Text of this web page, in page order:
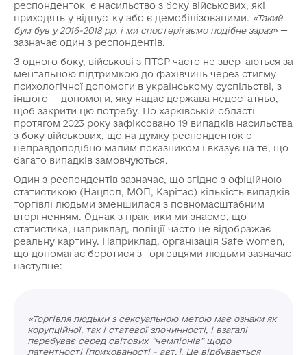
респонденток є насильство з боку військових, які
приходять у відпустку або є демобілізованими. «Такий
бум був у 2016-2018 рр, і ми спостерігаємо подібне зараз» —
зазначає один з респондентів.
З одного боку, військові з ПТСР часто не звертаються за
ментальною підтримкою до фахівчинь через стигму
психологічної допомоги в українському суспільстві, з
іншого — допомоги, яку надає держава недостатньо,
щоб закрити цю потребу. По харківській області
протягом 2023 року зафіксовано 19 випадків насильства
з боку військових, що на думку респонденток є
неправдоподібно малим показником і вказує на те, що
багато випадків замовчуються.
Один з респондентів зазначає, що згідно з офіційною
статистикою (Нацпол, МОП, Карітас) кількість випадків
торгівлі людьми зменшилася з повномасштабним
вторгненням. Однак з практики ми знаємо, що
статистика, наприклад, поліції часто не відображає
реальну картину. Наприклад, організація Safe women,
що допомагає боротися з торговцями людьми зазначає
наступне:
«Торгівля людьми з сексуальною метою має ознаки як
корупційної, так і статевої злочинності, і взагалі
перебуває серед світових “чемпіонів” щодо
латентності [прихованості - авт.]. Це відбувається